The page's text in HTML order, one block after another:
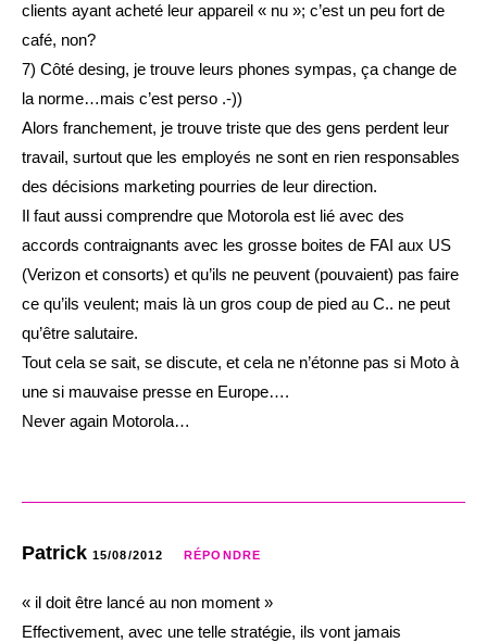
clients ayant acheté leur appareil « nu »; c’est un peu fort de
café, non?
7) Côté desing, je trouve leurs phones sympas, ça change de
la norme…mais c’est perso .-))
Alors franchement, je trouve triste que des gens perdent leur
travail, surtout que les employés ne sont en rien responsables
des décisions marketing pourries de leur direction.
Il faut aussi comprendre que Motorola est lié avec des
accords contraignants avec les grosse boites de FAI aux US
(Verizon et consorts) et qu’ils ne peuvent (pouvaient) pas faire
ce qu’ils veulent; mais là un gros coup de pied au C.. ne peut
qu’être salutaire.
Tout cela se sait, se discute, et cela ne n’étonne pas si Moto à
une si mauvaise presse en Europe….
Never again Motorola…
Patrick 15/08/2012 RÉPONDRE
« il doit être lancé au non moment »
Effectivement, avec une telle stratégie, ils vont jamais